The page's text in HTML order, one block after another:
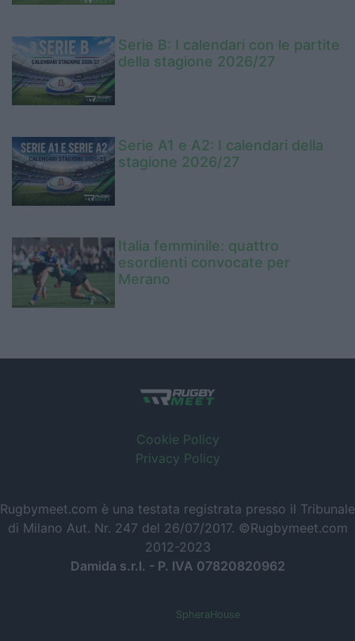
Serie B: I calendari con le partite
della stagione 2026/27
Serie A1 e A2: I calendari della
stagione 2026/27
Italia femminile: quattro
esordienti convocate per
Merano
Cookie Policy
Privacy Policy
Rugbymeet.com è una testata registrata presso il Tribunale
di Milano Aut. Nr. 247 del 26/07/2017. ©Rugbymeet.com
2012-2023
Damida s.r.l. - P. IVA 07820820962
SpheraHouse